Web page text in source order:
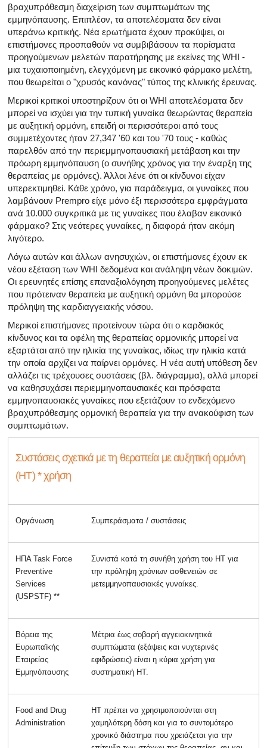
βραχυπρόθεσμη διαχείριση των συμπτωμάτων της
εμμηνόπαυσης. Επιπλέον, τα αποτελέσματα δεν είναι
υπεράνω κριτικής. Νέα ερωτήματα έχουν προκύψει, οι
επιστήμονες προσπαθούν να συμβιβάσουν τα πορίσματα
προηγούμενων μελετών παρατήρησης με εκείνες της WHI -
μια τυχαιοποιημένη, ελεγχόμενη με εικονικό φάρμακο μελέτη,
που θεωρείται ο "χρυσός κανόνας" τύπος της κλινικής έρευνας.
Μερικοί κριτικοί υποστηρίζουν ότι οι WHI αποτελέσματα δεν
μπορεί να ισχύει για την τυπική γυναίκα θεωρώντας θεραπεία
με αυξητική ορμόνη, επειδή οι περισσότεροι από τους
συμμετέχοντες ήταν 27,347 '60 και του '70 τους - καθώς
παρελθόν από την περιεμμηνοπαυσιακή μετάβαση και την
πρόωρη εμμηνόπαυση (ο συνήθης χρόνος για την έναρξη της
θεραπείας με ορμόνες). Άλλοι λένε ότι οι κίνδυνοι είχαν
υπερεκτιμηθεί. Κάθε χρόνο, για παράδειγμα, οι γυναίκες που
λαμβάνουν Prempro είχε μόνο έξι περισσότερα εμφράγματα
ανά 10.000 συγκριτικά με τις γυναίκες που έλαβαν εικονικό
φάρμακο? Στις νεότερες γυναίκες, η διαφορά ήταν ακόμη
λιγότερο.
Λόγω αυτών και άλλων ανησυχιών, οι επιστήμονες έχουν εκ
νέου εξέταση των WHI δεδομένα και ανάληψη νέων δοκιμών.
Οι ερευνητές επίσης επαναξιολόγηση προηγούμενες μελέτες
που πρότειναν θεραπεία με αυξητική ορμόνη θα μπορούσε
πρόληψη της καρδιαγγειακής νόσου.
Μερικοί επιστήμονες προτείνουν τώρα ότι ο καρδιακός
κίνδυνος και τα οφέλη της θεραπείας ορμονικής μπορεί να
εξαρτάται από την ηλικία της γυναίκας, ιδίως την ηλικία κατά
την οποία αρχίζει να παίρνει ορμόνες. Η νέα αυτή υπόθεση δεν
αλλάζει τις τρέχουσες συστάσεις (βλ. διάγραμμα), αλλά μπορεί
να καθησυχάσει περιεμμηνοπαυσιακές και πρόσφατα
εμμηνοπαυσιακές γυναίκες που εξετάζουν το ενδεχόμενο
βραχυπρόθεσμης ορμονική θεραπεία για την ανακούφιση των
συμπτωμάτων.
Συστάσεις σχετικά με τη θεραπεία με αυξητική ορμόνη
(HT) * χρήση
Οργάνωση Συμπεράσματα / συστάσεις
ΗΠΑ Task Force
Preventive
Services
(USPSTF) **
Συνιστά κατά τη συνήθη χρήση του ΗΤ για
την πρόληψη χρόνιων ασθενειών σε
μετεμμηνοπαυσιακές γυναίκες.
Βόρεια της
Ευρωπαϊκής
Εταιρείας
Εμμηνόπαυσης
Μέτρια έως σοβαρή αγγειοκινητικά
συμπτώματα (εξάψεις και νυχτερινές
εφιδρώσεις) είναι η κύρια χρήση για
συστηματική HT.
Food and Drug
Administration
HT πρέπει να χρησιμοποιούνται στη
χαμηλότερη δόση και για το συντομότερο
χρονικό διάστημα που χρειάζεται για την